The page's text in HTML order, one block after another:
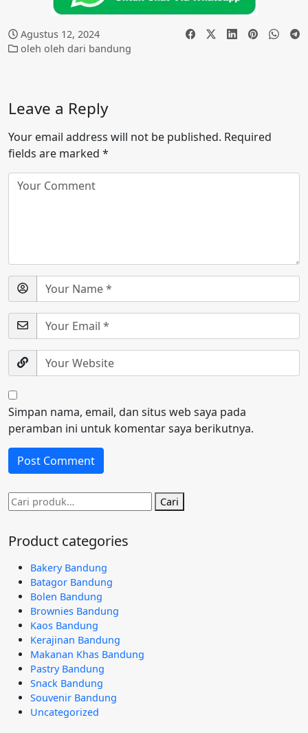
Agustus 12, 2024
oleh oleh dari bandung
Leave a Reply
Your email address will not be published. Required
fields are marked *
Simpan nama, email, dan situs web saya pada
peramban ini untuk komentar saya berikutnya.
Pencarian
untuk:
Cari
Product categories
Bakery Bandung
Batagor Bandung
Bolen Bandung
Brownies Bandung
Kaos Bandung
Kerajinan Bandung
Makanan Khas Bandung
Pastry Bandung
Snack Bandung
Souvenir Bandung
Uncategorized